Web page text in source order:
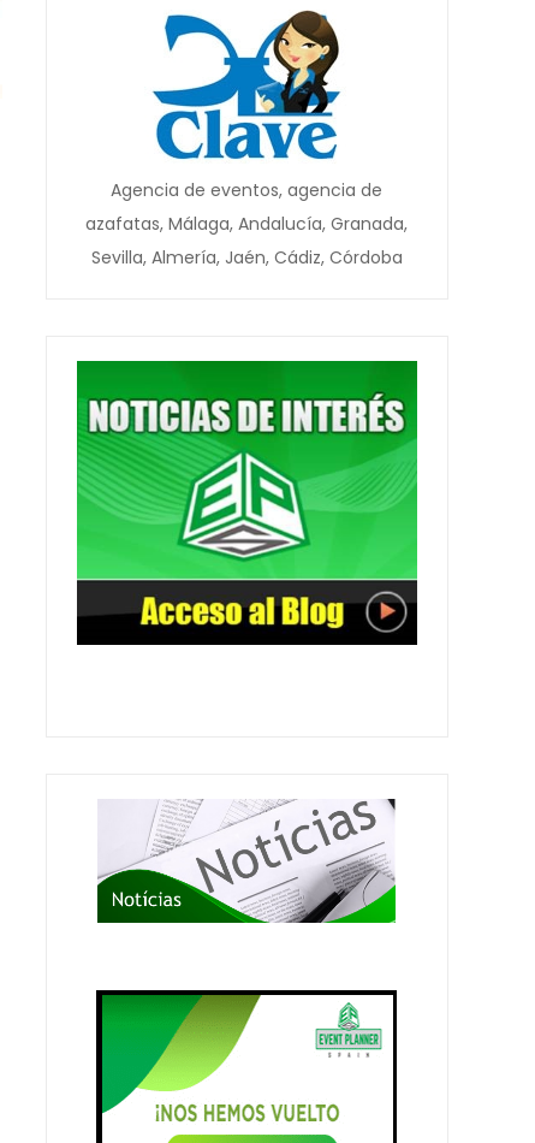
Agencia de eventos, agencia de
azafatas, Málaga, Andalucía, Granada,
Sevilla, Almería, Jaén, Cádiz, Córdoba